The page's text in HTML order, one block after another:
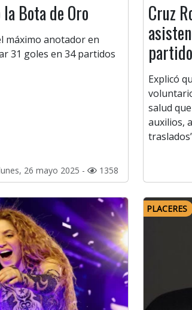
Bota de Oro
máximo anotador en
31 goles en 34 partidos
26 mayo 2025 - 1358
Cruz
Explicó
salud
auxilios,
PLACERES